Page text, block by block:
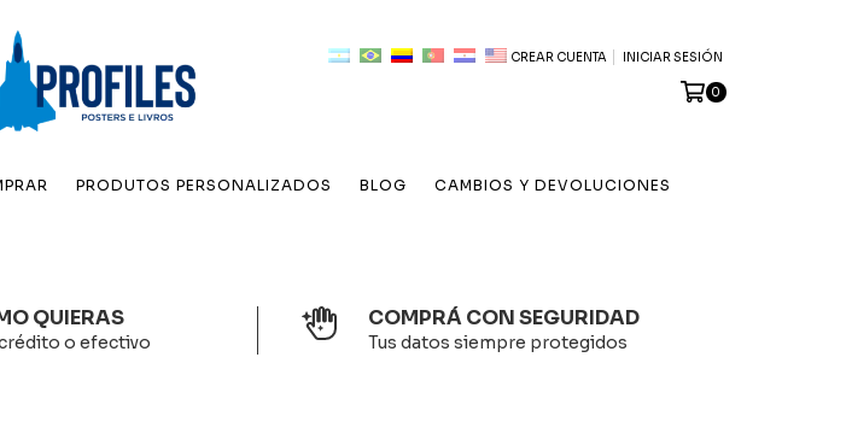
CREAR CUENTA INICIAR SESIÓN
0
PRODUTOS PERSONALIZADOS BLOG CAMBIOS Y DEVOLUCIONES
QUIERAS
o efectivo
COMPRÁ CON SEGURIDAD
Tus datos siempre protegidos